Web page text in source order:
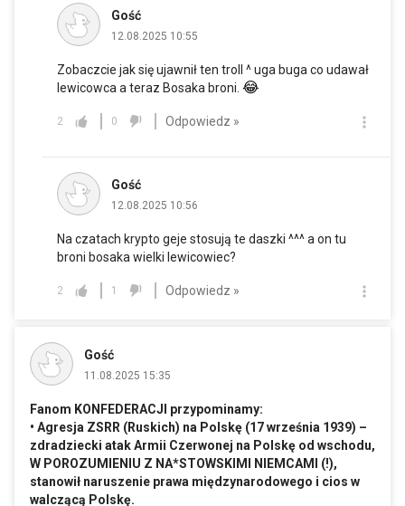
Gość
12.08.2025 10:55
Zobaczcie jak się ujawnił ten troll ^ uga buga co udawał
lewicowca a teraz Bosaka broni. 😂
2 0 Odpowiedz »
Gość
12.08.2025 10:56
Na czatach krypto geje stosują te daszki ^^^ a on tu
broni bosaka wielki lewicowiec?
2 1 Odpowiedz »
Gość
11.08.2025 15:35
Fanom KONFEDERACJI przypominamy:
• Agresja ZSRR (Ruskich) na Polskę (17 września 1939) –
zdradziecki atak Armii Czerwonej na Polskę od wschodu,
W POROZUMIENIU Z NA*STOWSKIMI NIEMCAMI (!),
stanowił naruszenie prawa międzynarodowego i cios w
walczącą Polskę.